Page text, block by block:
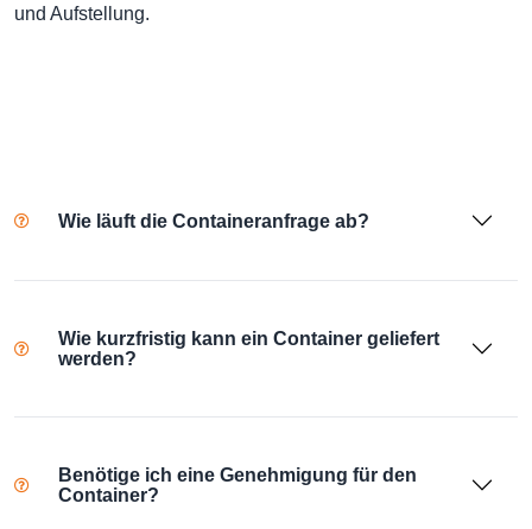
und Aufstellung.
Wie läuft die Containeranfrage ab?
Wie kurzfristig kann ein Container geliefert
werden?
Benötige ich eine Genehmigung für den
Container?